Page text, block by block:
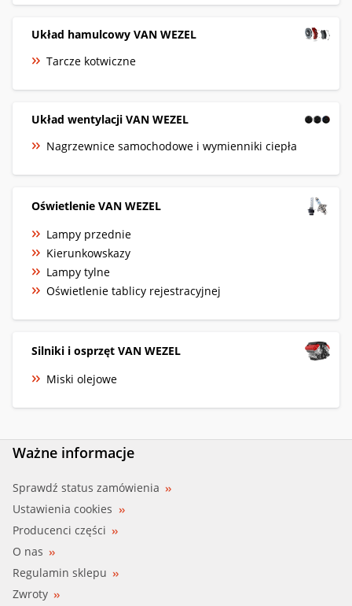
Układ hamulcowy VAN WEZEL
Tarcze kotwiczne
Układ wentylacji VAN WEZEL
Nagrzewnice samochodowe i wymienniki ciepła
Oświetlenie VAN WEZEL
Lampy przednie
Kierunkowskazy
Lampy tylne
Oświetlenie tablicy rejestracyjnej
Silniki i osprzęt VAN WEZEL
Miski olejowe
Ważne informacje
Sprawdź status zamówienia
Ustawienia cookies
Producenci części
O nas
Regulamin sklepu
Zwroty